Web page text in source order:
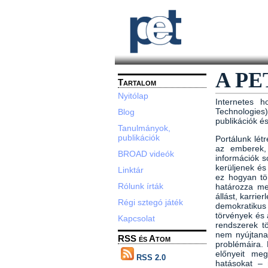
Tartalom
Nyitólap
Blog
Tanulmányok,
publikációk
BROAD videók
Linktár
Rólunk írták
Régi sztegó játék
Kapcsolat
RSS és Atom
RSS 2.0
A
Internetes
publikációk
Portálunk
az
információk
kerüljenek
ez hogyan
határozza
állást,
törvények és
rendszerek
nem
problémáira.
előnyeit
hatásokat –